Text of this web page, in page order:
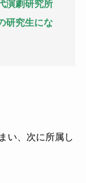
演劇研究所
研究生にな
い、次に所属し